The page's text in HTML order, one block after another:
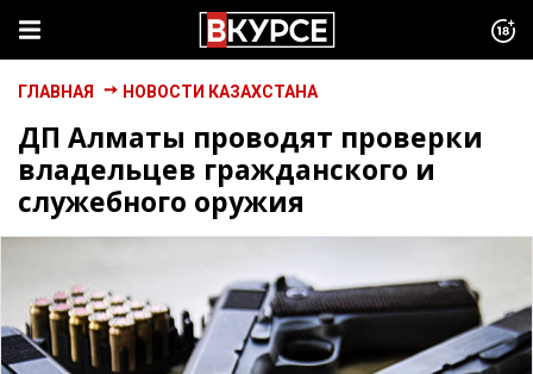
ГЛАВНАЯ НОВОСТИ КАЗАХСТАНА
ДП Алматы проводят проверки
владельцев гражданского и
служебного оружия